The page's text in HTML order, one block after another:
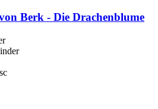
Berk - Die Drachenblume